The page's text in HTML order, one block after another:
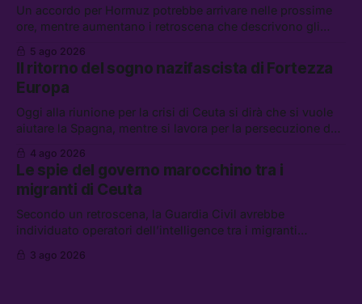
abbandonata
Un accordo per Hormuz potrebbe arrivare nelle prossime
ore, mentre aumentano i retroscena che descrivono gli
chi aspetta i dispersi di Ceuta, il boom dei carburanti
diluiti, e quanti attivisti anti data center sono stati arrestati
5 ago 2026
Il ritorno del sogno nazifascista di Fortezza
Europa
Oggi alla riunione per la crisi di Ceuta si dirà che si vuole
aiutare la Spagna, mentre si lavora per la persecuzione dei
spontanei a Gaza, un giovane di 19 anni è morto sotto il
sole per raccogliere pomodori, e cosa dice l’AI Act europeo
4 ago 2026
Le spie del governo marocchino tra i
migranti di Ceuta
Secondo un retroscena, la Guardia Civil avrebbe
individuato operatori dell’intelligence tra i migranti
hanno ucciso 19 persone a Gaza; le tensioni nel campo
3 ago 2026